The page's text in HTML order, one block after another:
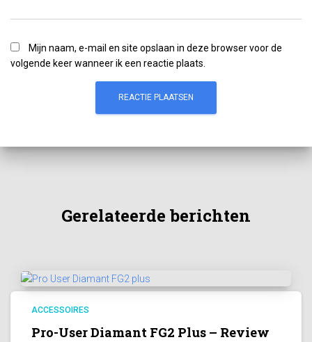
Mijn naam, e-mail en site opslaan in deze browser voor de
volgende keer wanneer ik een reactie plaats.
Gerelateerde berichten
ACCESSOIRES
Pro-User Diamant FG2 Plus – Review